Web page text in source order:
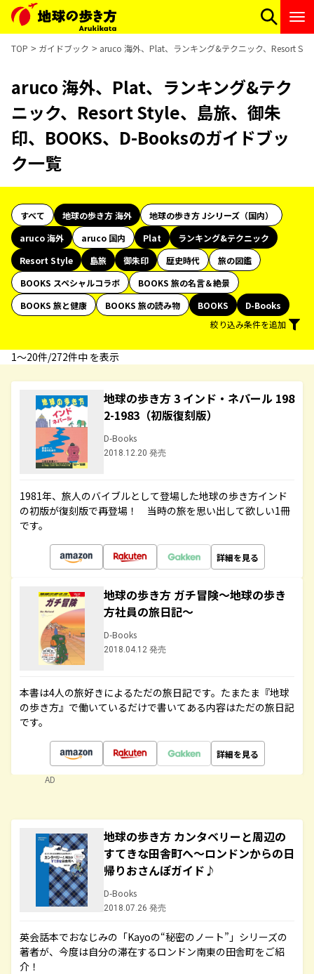
TOP ガイドブック aruco 海外、Plat、ランキング&テクニック、Resort
aruco 海外、Plat、ランキング&テク
ニック、Resort Style、島旅、御朱
印、BOOKS、D-Booksのガイドブッ
ク一覧
すべて 地球の歩き方 海外
地球の歩き方 Jシリーズ（国内）
aruco 海外
aruco 国内 Plat
ランキング&テクニック
Resort Style
島旅 御朱印 歴史時代
旅の図鑑
BOOKS スペシャルコラボ
BOOKS 旅の名言＆絶景
BOOKS 旅と健康
BOOKS 旅の読み物 BOOKS
D-Books
絞り込み条件を追加
1〜20件/272件中 を表示
地球の歩き方 3 インド・ネパール 198
2-1983（初版復刻版）
D-Books
2018.12.20 発売
1981年、旅人のバイブルとして登場した地球の歩き方インド
の初版が復刻版で再登場！ 当時の旅を思い出して欲しい1冊
です。
詳細を見る
地球の歩き方 ガチ冒険～地球の歩き
方社員の旅日記～
D-Books
2018.04.12 発売
本書は4人の旅好きによるただの旅日記です。たまたま『地球
の歩き方』で働いているだけで書いてある内容はただの旅日記
です。
詳細を見る
AD
地球の歩き方 カンタベリーと周辺の
すてきな田舎町へ～ロンドンからの日
帰りおさんぽガイド♪
D-Books
2018.07.26 発売
英会話本でおなじみの「Kayoの“秘密のノート”」シリーズの
著者が、今度は自分の滞在するロンドン南東の田舎町をご紹
介！